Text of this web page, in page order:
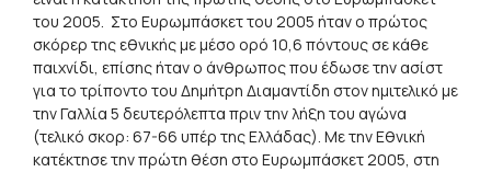
του 2005. Στο Ευρωμπάσκετ του 2005 ήταν ο πρώτος
σκόρερ της εθνικής με μέσο ορό 10,6 πόντους σε κάθε
παιχνίδι, επίσης ήταν ο άνθρωπος που έδωσε την ασίστ
για το τρίποντο του Δημήτρη Διαμαντίδη στον ημιτελικό με
την Γαλλία 5 δευτερόλεπτα πριν την λήξη του αγώνα
(τελικό σκορ: 67-66 υπέρ της Ελλάδας). Με την Εθνική
κατέκτησε την πρώτη θέση στο Ευρωμπάσκετ 2005, στη